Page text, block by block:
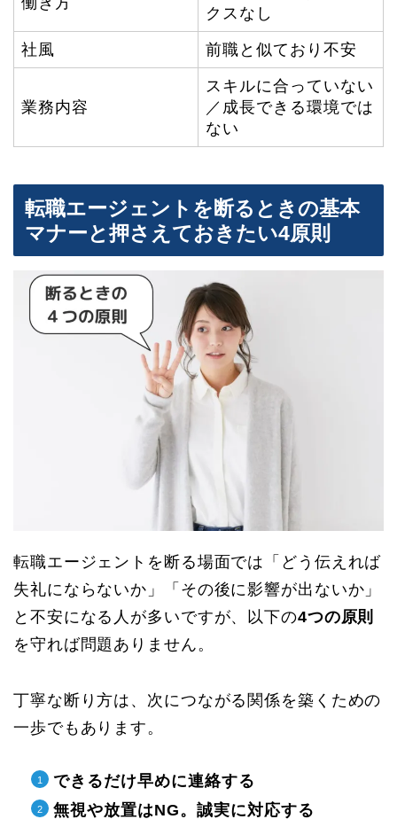
クスなし
社風 前職と似ており不安
業務内容
スキルに合っていない
／成長できる環境では
ない
転職エージェントを断るときの基本
マナーと押さえておきたい4原則
転職エージェントを断る場面では「どう伝えれば
失礼にならないか」「その後に影響が出ないか」
と不安になる人が多いですが、以下の4つの原則
を守れば問題ありません。
丁寧な断り方は、次につながる関係を築くための
一歩でもあります。
できるだけ早めに連絡する
無視や放置はNG。誠実に対応する